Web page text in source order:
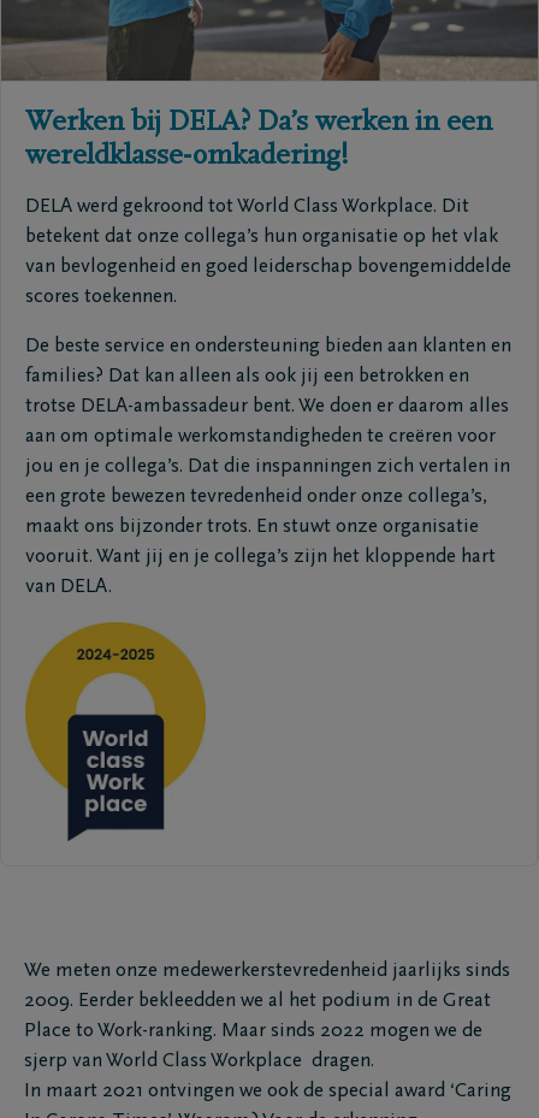
Werken bij DELA? Da’s werken in een
wereldklasse-omkadering!
DELA werd gekroond tot World Class Workplace. Dit
betekent dat onze collega’s hun organisatie op het vlak
van bevlogenheid en goed leiderschap bovengemiddelde
scores toekennen.
De beste service en ondersteuning bieden aan klanten en
families? Dat kan alleen als ook jij een betrokken en
trotse DELA-ambassadeur bent. We doen er daarom alles
aan om optimale werkomstandigheden te creëren voor
jou en je collega’s. Dat die inspanningen zich vertalen in
een grote bewezen tevredenheid onder onze collega’s,
maakt ons bijzonder trots. En stuwt onze organisatie
vooruit. Want jij en je collega’s zijn het kloppende hart
van DELA.
We meten onze medewerkerstevredenheid jaarlijks sinds
2009. Eerder bekleedden we al het podium in de Great
Place to Work-ranking. Maar sinds 2022 mogen we de
sjerp van World Class Workplace dragen.
In maart 2021 ontvingen we ook de special award ‘Caring